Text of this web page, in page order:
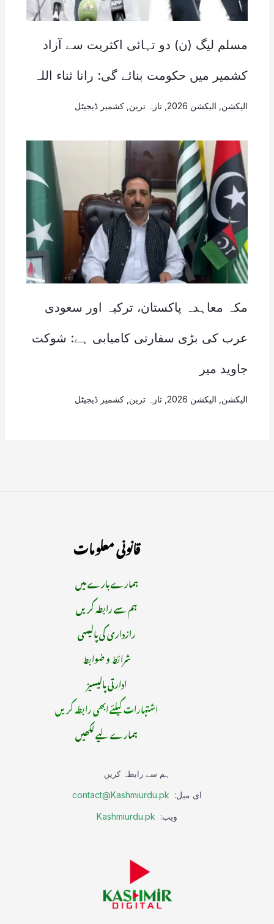
مسلم لیگ (ن) دو تہائی اکثریت سے آزاد
کشمیر میں حکومت بنائے گی: رانا ثناء اللہ
الیکشن الیکشن 2026 , تازہ ترین کشمیر ڈیجیٹل
مکہ معاہدہ پاکستان، ترکیہ اور سعودی
عرب کی بڑی سفارتی کامیابی ہے: شوکت
جاوید میر
الیکشن الیکشن 2026 , تازہ ترین کشمیر ڈیجیٹل
قانونی معلومات
ہمارے بارے میں
ہم سے رابطہ کریں
رازداری کی پالیسی
شرائط و ضوابط
ادارتی پالیسیز
اشتہارات کیلئے ابھی رابطہ کریں
ہمارے لیے لکھیں
ہم سے رابطہ کریں
ای میل: contact@Kashmiurdu.pk
ویب: Kashmiurdu.pk